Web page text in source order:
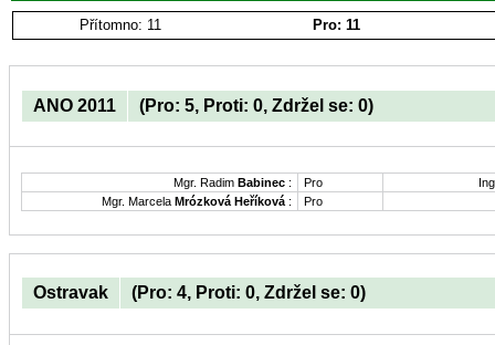
Přítomno: 11 Pro: 11
ANO 2011 (Pro: 5, Proti: 0, Zdržel se: 0)
Mgr. Radim Babinec : Pro
Mgr. Marcela Mrózková Heříková : Pro
Ostravak (Pro: 4, Proti: 0, Zdržel se: 0)